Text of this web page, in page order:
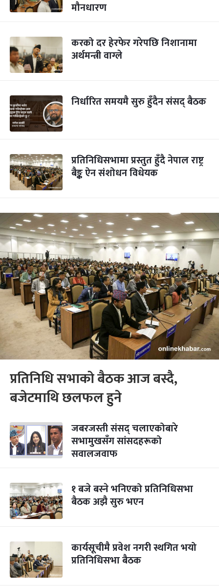
मौनधारण
करको दर हेरफेर गरेपछि निशानामा
अर्थमन्त्री वाग्ले
निर्धारित समयमै सुरु हुँदैन संसद् बैठक
प्रतिनिधिसभामा प्रस्तुत हुँदै नेपाल राष्ट्र
बैङ्क ऐन संशोधन विधेयक
प्रतिनिधि सभाको बैठक आज बस्दै,
बजेटमाथि छलफल हुने
जबरजस्ती संसद् चलाएकोबारे
सभामुखसँग सांसदहरूको
सवालजवाफ
१ बजे बस्ने भनिएको प्रतिनिधिसभा
बैठक अझै सुरु भएन
कार्यसूचीमै प्रवेश नगरी स्थगित भयो
प्रतिनिधिसभा बैठक